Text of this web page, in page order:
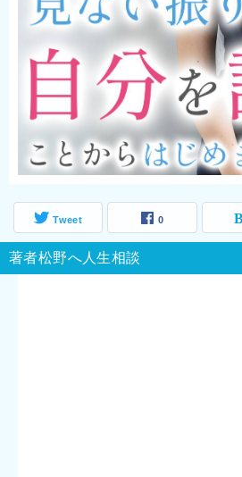
Tweet 0
著者松野へ人生相談